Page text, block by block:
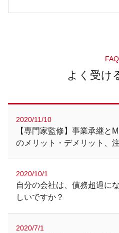
FAQ
よく受け
2020/11/10
【専門家監修】事業承継と
のメリット・デメリット、
2020/10/1
自分の会社は、債務超過に
しいですか？
2020/7/1